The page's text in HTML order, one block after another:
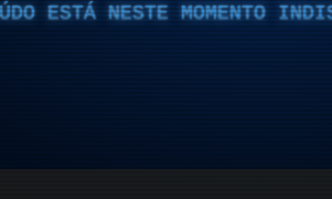
ESTÁ NESTE MOMENTO